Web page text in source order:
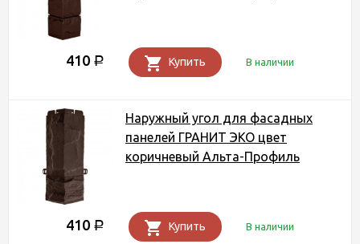
410 Р Купить В наличии
Наружный угол для фасадных
панелей ГРАНИТ ЭКО цвет
коричневый Альта-Профиль
410 Р Купить В наличии